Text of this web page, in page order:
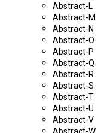
Abstract-L
Abstract-M
Abstract-N
Abstract-O
Abstract-P
Abstract-Q
Abstract-R
Abstract-S
Abstract-T
Abstract-U
Abstract-V